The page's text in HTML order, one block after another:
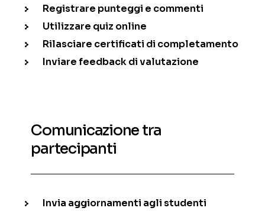
Registrare punteggi e commenti
Utilizzare quiz online
Rilasciare certificati di completamento
Inviare feedback di valutazione
Comunicazione tra
partecipanti
Invia aggiornamenti agli studenti